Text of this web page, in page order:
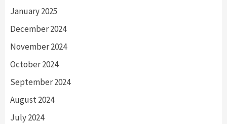
January 2025
December 2024
November 2024
October 2024
September 2024
August 2024
July 2024